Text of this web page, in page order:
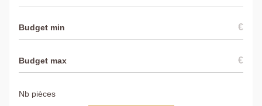
€
€